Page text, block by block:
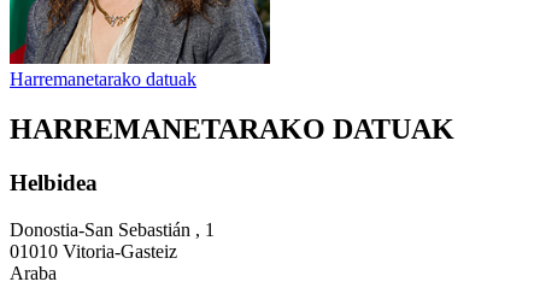
Harremanetarako datuak
HARREMANETARAKO DATUAK
Helbidea
Donostia-San Sebastián , 1
01010 Vitoria-Gasteiz
Araba